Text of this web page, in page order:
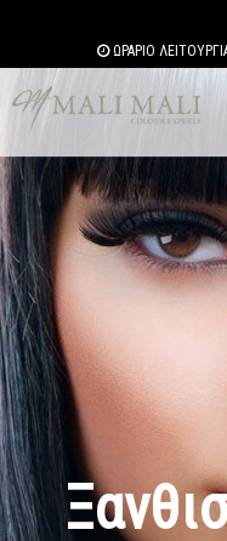
ΩΡΑΡΙΟ